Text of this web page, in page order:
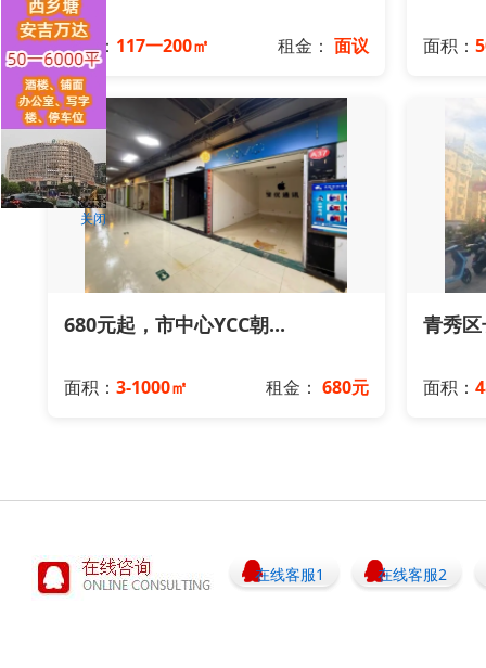
面积： 117一200㎡ 租金： 面议 面积：
680元起，市中心YCC朝...
面积： 3-1000㎡ 租金： 680元
青秀
面积：
在线客服1 在线客服2
关闭